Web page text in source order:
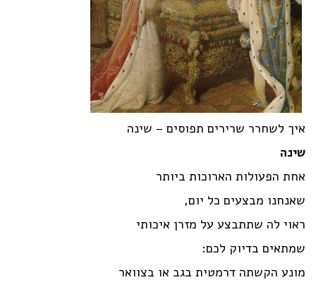
איך לשחרר שרירים תפוסים – שינה
שינה
אחת הפעולות הארוכות ביותר
שאנחנו מבצעים כל יום,
ראוי לה שתתבצע על מזרן איכותי
שמתאים בדיוק לכם:
מונע הקשתה דרמטית בגב או בצוואר